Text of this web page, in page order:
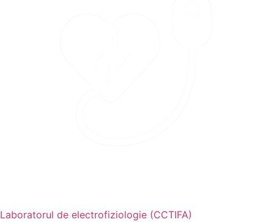
Laboratorul de electrofiziologie (CCTIFA)